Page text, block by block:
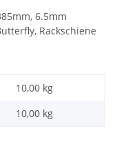
6.5mm
Rackschiene
10,00 kg
10,00 kg